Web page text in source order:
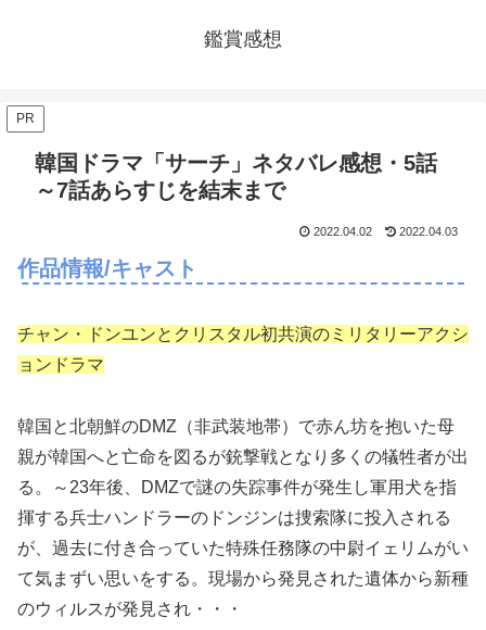
鑑賞感想
PR
韓国ドラマ「サーチ」ネタバレ感想・5話
～7話あらすじを結末まで
2022.04.02 2022.04.03
作品情報/キャスト
チャン・ドンユンとクリスタル初共演のミリタリーアクシ
ョンドラマ
韓国と北朝鮮のDMZ（非武装地帯）で赤ん坊を抱いた母
親が韓国へと亡命を図るが銃撃戦となり多くの犠牲者が出
る。～23年後、DMZで謎の失踪事件が発生し軍用犬を指
揮する兵士ハンドラーのドンジンは捜索隊に投入される
が、過去に付き合っていた特殊任務隊の中尉イェリムがい
て気まずい思いをする。現場から発見された遺体から新種
のウィルスが発見され・・・